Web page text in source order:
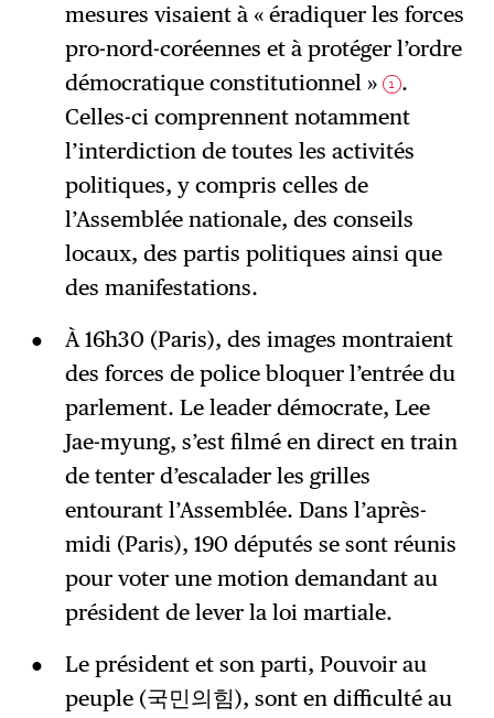
mesures visaient à « éradiquer les forces
pro-nord-coréennes et à protéger l’ordre
démocratique constitutionnel »
1 .
Celles-ci comprennent notamment
l’interdiction de toutes les activités
politiques, y compris celles de
l’Assemblée nationale, des conseils
locaux, des partis politiques ainsi que
des manifestations.
À 16h30 (Paris), des images montraient
des forces de police bloquer l’entrée du
parlement. Le leader démocrate, Lee
Jae-myung, s’est filmé en direct en train
de tenter d’escalader les grilles
entourant l’Assemblée. Dans l’après-
midi (Paris), 190 députés se sont réunis
pour voter une motion demandant au
président de lever la loi martiale.
Le président et son parti, Pouvoir au
peuple (국민의힘), sont en difficulté au